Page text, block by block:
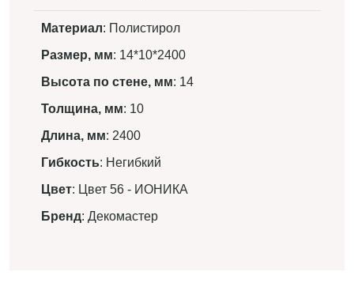
Материал: Полистирол
Размер, мм: 14*10*2400
Высота по стене, мм: 14
Толщина, мм: 10
Длина, мм: 2400
Гибкость: Негибкий
Цвет: Цвет 56 - ИОНИКА
Бренд: Декомастер